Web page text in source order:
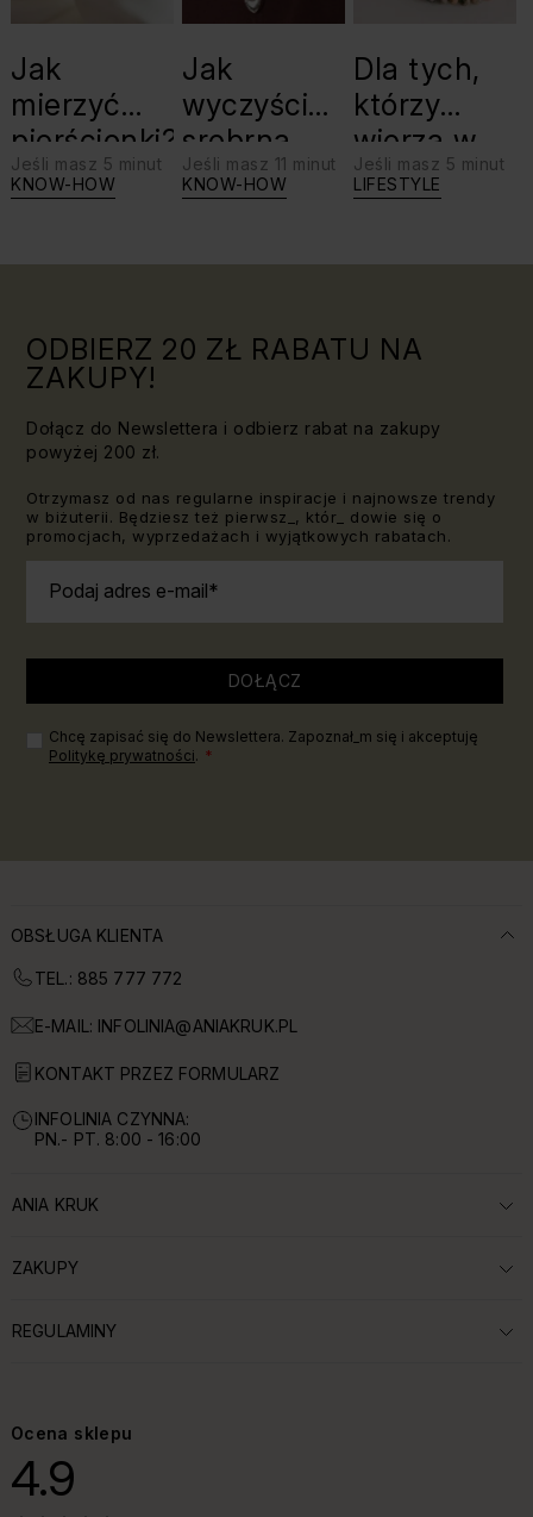
Jak
mierzyć
pierścionki?
Jeśli masz 5 minut
KNOW-HOW
Jak
wyczyścić
srebrną
biżuterię?
Jeśli masz 11 minut
KNOW-HOW
Dla tych,
którzy
wierzą w
swoje siły:
Jeśli masz 5 minut
LIFESTYLE
ODBIERZ 20 ZŁ RABATU NA
ZAKUPY!
Dołącz do Newslettera i odbierz rabat na zakupy
powyżej 200 zł.
Otrzymasz od nas regularne inspiracje i najnowsze trendy
w biżuterii. Będziesz też pierwsz_, któr_ dowie się o
promocjach, wyprzedażach i wyjątkowych rabatach.
Podaj adres e-mail
DOŁĄCZ
Chcę zapisać się do Newslettera. Zapoznał_m się i akceptuję
Politykę prywatności.
OBSŁUGA KLIENTA
TEL.: 885 777 772
E-MAIL: INFOLINIA@ANIAKRUK.PL
KONTAKT PRZEZ FORMULARZ
INFOLINIA CZYNNA:
PN.- PT. 8:00 - 16:00
ROZWIŃ SEKCJĘ:
ANIA KRUK
ROZWIŃ SEKCJĘ:
ZAKUPY
ROZWIŃ SEKCJĘ:
REGULAMINY
Ocena sklepu
4.9